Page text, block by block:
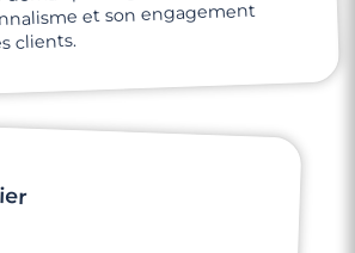
et son engagement
clients.